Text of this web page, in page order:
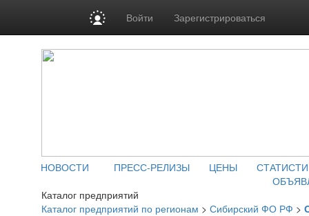
Войти Зарегистрироваться
НОВОСТИ ПРЕСС-РЕЛИЗЫ ЦЕНЫ
Каталог предприятий
Каталог предприятий по регионам > Сибирский ФО РФ >